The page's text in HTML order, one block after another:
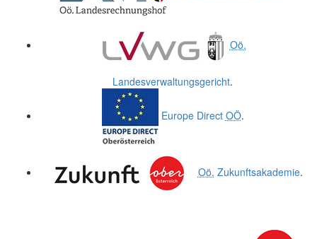
Oö.
Landesverwaltungsgericht.
Europe Direct OÖ.
Oö. Zukunftsakademie.